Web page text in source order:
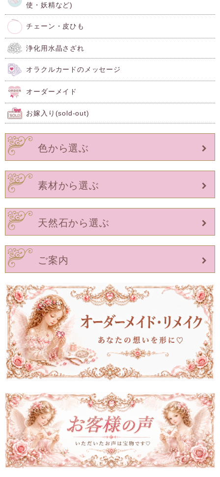
使・妖精など)
チェーン・皮ひも
浄化用水晶さざれ
オラクルカードのメッセージ
オーダーメイド
お嫁入り(sold-out)
色から選ぶ
素材から選ぶ
天然石から選ぶ
ご案内